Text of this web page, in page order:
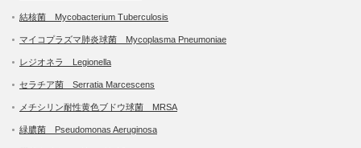
結核菌 Mycobacterium Tuberculosis
マイコプラズマ肺炎球菌 Mycoplasma Pneumoniae
レジオネラ Legionella
セラチア菌 Serratia Marcescens
メチシリン耐性黄色ブドウ球菌 MRSA
緑膿菌 Pseudomonas Aeruginosa